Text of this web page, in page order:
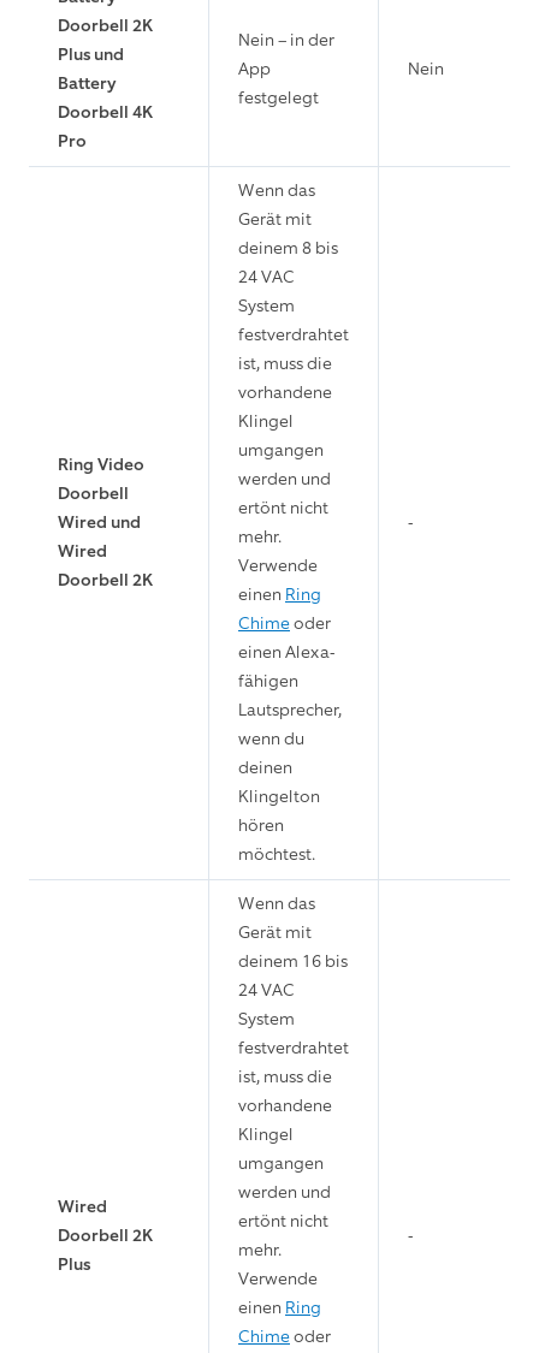
Doorbell 2K
Plus und
Battery
Doorbell 4K
Pro
Nein – in der
App
festgelegt
Nein
Ring Video
Doorbell
Wired und
Wired
Doorbell 2K
Wenn das
Gerät mit
deinem 8 bis
24 VAC
System
festverdrahtet
ist, muss die
vorhandene
Klingel
umgangen
werden und
ertönt nicht
mehr.
Verwende
einen Ring
Chimeoder
einen Alexa-
fähigen
Lautsprecher,
wenn du
deinen
Klingelton
hören
möchtest.
-
Wired
Doorbell 2K
Plus
Wenn das
Gerät mit
deinem 16 bis
24 VAC
System
festverdrahtet
ist, muss die
vorhandene
Klingel
umgangen
werden und
ertönt nicht
mehr.
Verwende
einen Ring
Chimeoder
-